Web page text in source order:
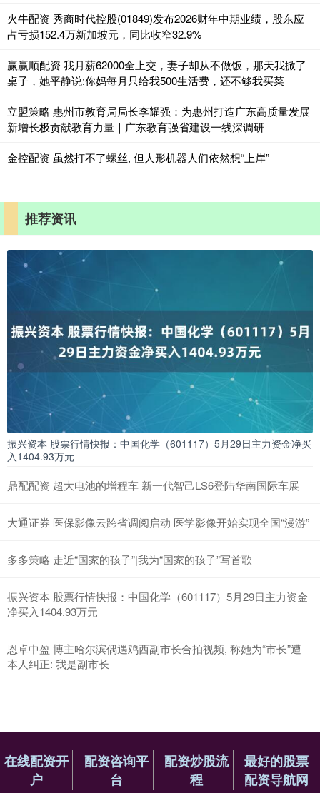
火牛配资 秀商时代控股(01849)发布2026财年中期业绩，股东应
占亏损152.4万新加坡元，同比收窄32.9%
赢赢顺配资 我月薪62000全上交，妻子却从不做饭，那天我掀了
桌子，她平静说:你妈每月只给我500生活费，还不够我买菜
立盟策略 惠州市教育局局长李耀强：为惠州打造广东高质量发展
新增长极贡献教育力量｜广东教育强省建设一线深调研
金控配资 虽然打不了螺丝, 但人形机器人们依然想“上岸”
推荐资讯
振兴资本 股票行情快报：中国化学（601117）5月29日主力资金净买
入1404.93万元
鼎配配资 超大电池的增程车 新一代智己LS6登陆华南国际车展
大通证券 医保影像云跨省调阅启动 医学影像开始实现全国“漫游”
多多策略 走近“国家的孩子”|我为“国家的孩子”写首歌
振兴资本 股票行情快报：中国化学（601117）5月29日主力资金
净买入1404.93万元
恩卓中盈 博主哈尔滨偶遇鸡西副市长合拍视频, 称她为“市长”遭
本人纠正: 我是副市长
在线配资开
户
配资咨询平
台
配资炒股流
程
最好的股票
配资导航网